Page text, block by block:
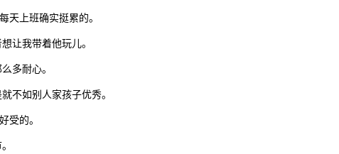
天上班确实挺累的。
让我带着他玩儿。
多耐心。
不如别人家孩子优秀。
受的。